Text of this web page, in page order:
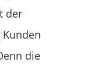
der
die